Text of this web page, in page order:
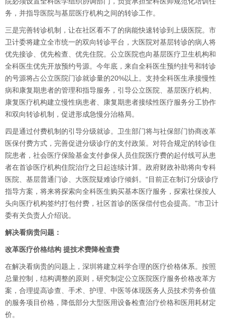
务，并指导医院与基层医疗机构之间的转诊工作。
三是完善转诊机制，让在社区看不了的病能快速转诊到上级医院。市
卫计委将建立全市统一的双向转诊平台，大医院对基层转诊的病人将
优先接诊、优先检查、优先住院。公立医院也向基层医疗卫生机构和
全科医生优先开放预约号源。今年底，来自全科医生预约挂号和转诊
的号源将占公立医院门诊就诊量的20%以上。支持全科医生承接慢性
病和康复期患者的管理和指导服务，引导公立医院、基层医疗机构、
康复医疗机构建立慢性病患者、康复期患者接续性医疗服务分工协作
和双向转诊机制，促进形成急慢分治格局。
四是通过付费机制的引导分级就诊。卫生部门将与社保部门协商改革
医保付费方式，完善促进分级诊疗的支付政策。对符合规定的转诊住
院患者，社会医疗保险基金支付参保人员住院医疗费的起付线可从患
者在首诊医疗机构住院治疗之日起连续计算。政府财政补助将向专科
医院、基层普通门诊、大医院疑难诊疗倾斜。“目前正在制订分级诊疗
指导方案，将来将探索向全科医生购买基本医疗服务，探索社保按人
头向医疗机构签约打包付费，社区首诊的医保偿付也会提高。”市卫计
委有关负责人介绍说。
解决看病贵问题：
改革医疗价格结构 提技术费降检查费
在解决看病贵的问题上，深圳将建立科学合理的医疗价格体系。按照
总量控制，结构调整的原则，研究制定公立医院医疗服务价格改革方
案，合理提高诊查、手术、护理、中医等体现医务人员技术劳务价值
的服务项目价格，降低部分大型医用设备检查治疗价格和医用耗材定
价。